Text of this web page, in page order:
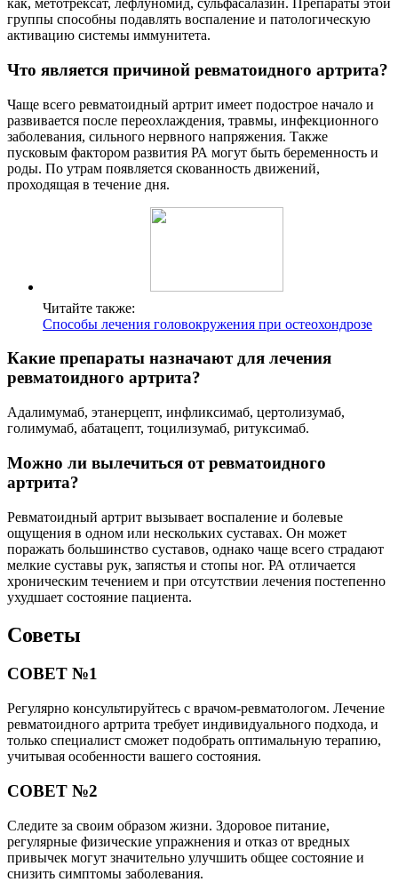
как, метотрексат, лефлуномид, сульфасалазин. Препараты этой
группы способны подавлять воспаление и патологическую
активацию системы иммунитета.
Что является причиной ревматоидного артрита?
Чаще всего ревматоидный артрит имеет подострое начало и
развивается после переохлаждения, травмы, инфекционного
заболевания, сильного нервного напряжения. Также
пусковым фактором развития РА могут быть беременность и
роды. По утрам появляется скованность движений,
проходящая в течение дня.
Читайте также:
Способы лечения головокружения при остеохондрозе
Какие препараты назначают для лечения
ревматоидного артрита?
Адалимумаб, этанерцепт, инфликсимаб, цертолизумаб,
голимумаб, абатацепт, тоцилизумаб, ритуксимаб.
Можно ли вылечиться от ревматоидного
артрита?
Ревматоидный артрит вызывает воспаление и болевые
ощущения в одном или нескольких суставах. Он может
поражать большинство суставов, однако чаще всего страдают
мелкие суставы рук, запястья и стопы ног. РА отличается
хроническим течением и при отсутствии лечения постепенно
ухудшает состояние пациента.
Советы
СОВЕТ №1
Регулярно консультируйтесь с врачом-ревматологом. Лечение
ревматоидного артрита требует индивидуального подхода, и
только специалист сможет подобрать оптимальную терапию,
учитывая особенности вашего состояния.
СОВЕТ №2
Следите за своим образом жизни. Здоровое питание,
регулярные физические упражнения и отказ от вредных
привычек могут значительно улучшить общее состояние и
снизить симптомы заболевания.